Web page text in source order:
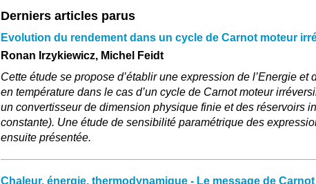
Derniers articles parus
Evolution du rendement dans un cycle de Carnot moteur
Ronan Irzykiewicz, Michel Feidt
Cette étude se propose d’établir une expression de l’Energie et
en température dans le cas d’un cycle de Carnot moteur
un convertisseur de dimension physique finie et des réservoirs
constante). Une étude de sensibilité paramétrique des
ensuite présentée.
Chaleur, énergie, thermodynamique - Le message de